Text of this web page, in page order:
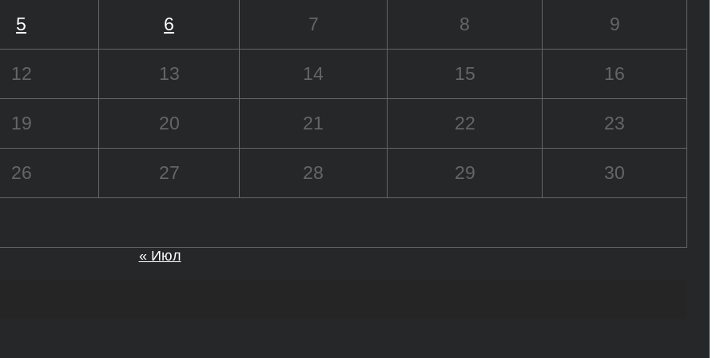
5 6 7 8 9
12 13 14 15 16
19 20 21 22 23
26 27 28 29 30
« Июл